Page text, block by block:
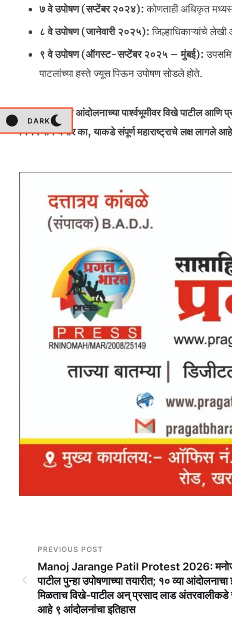
DARK
७ वे उपोषण (सप्टेंबर २०२४):कोणताही अधिकृत
८ वे उपोषण (जानेवारी २०२५):जिल्हाधिकाऱ्यांचे
९ वे उपोषण (ऑगस्ट-सप्टेंबर २०२५ – मुंबई):
पाटलांच्या हस्ते ज्यूस पिऊन उपोषण सोडले होते.
आता या १० व्या आंदोलनाच्या पार्श्वभूमीवर विखे पाटील आणि
निर्णय मागे घेणार का, याकडे संपूर्ण महाराष्ट्राचे लक्ष लागले
PREVIOUS POST
Manoj Jarange Patil Protest 2026:
पाटील पुन्हा उपोषणाच्या तयारीत; १० व्या आंदोलनाचा
मिळताच विखे-पाटील अन् प्रसाद लाड अंतरवालीकडे
आहे ९ आंदोलनांचा इतिहास